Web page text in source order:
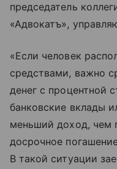
председатель
«Адвокатъ»,
«Если человек
средствами, важно
денег с процентной
банковские вклады
меньший доход, чем
досрочное
В такой ситуации